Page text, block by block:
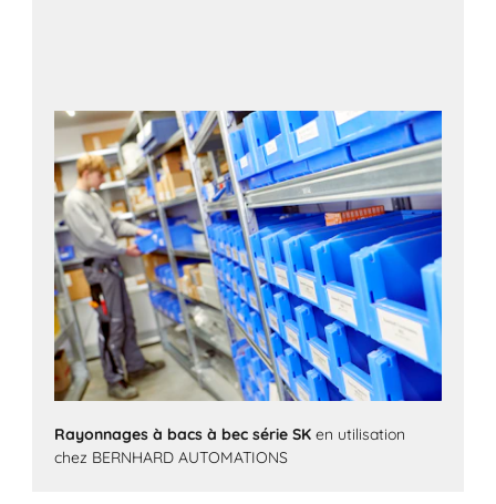
Rayonnages à bacs à bec série SK en utilisation
chez BERNHARD AUTOMATIONS